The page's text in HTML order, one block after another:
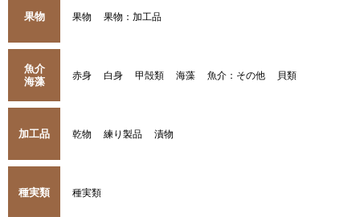
果物 果物 果物：加工品
魚介
海藻
赤身 白身 甲殻類 海藻 魚介：その他 貝類
加工品 乾物 練り製品 漬物
種実類 種実類